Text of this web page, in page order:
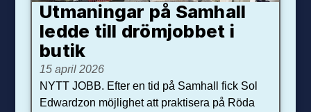
Utmaningar på Sam­hall
ledde till dröm­jobbet i
butik
15 april 2026
NYTT JOBB. Efter en tid på Samhall fick Sol
Edwardzon möjlighet att praktisera på Röda